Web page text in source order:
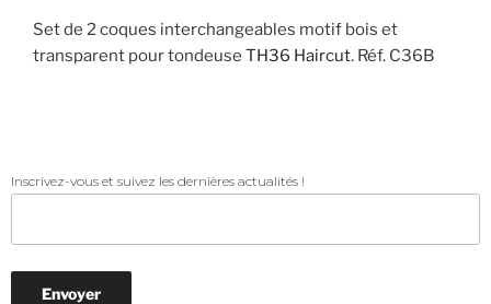
Set de 2 coques interchangeables motif bois et
transparent pour tondeuse TH36 Haircut. Réf. C36B
Inscrivez-vous et suivez les dernières actualités !